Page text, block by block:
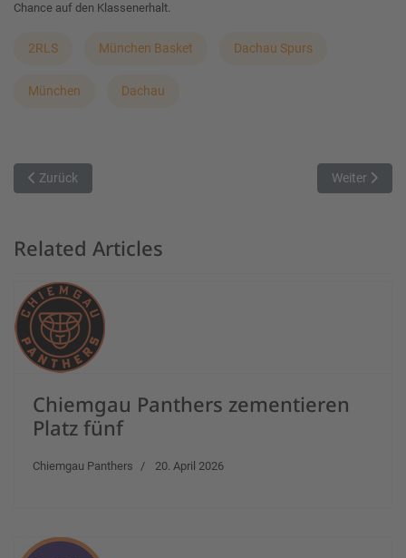
Chance auf den Klassenerhalt.
2RLS München Basket Dachau Spurs
München Dachau
Vorheriger Beitrag: SB DJK Rosenheim gewinnt gegen DJK Sb
Zurück Nächster
Weiter
Related Articles
Chiemgau Panthers zementieren
Platz fünf
Chiemgau Panthers 20. April 2026